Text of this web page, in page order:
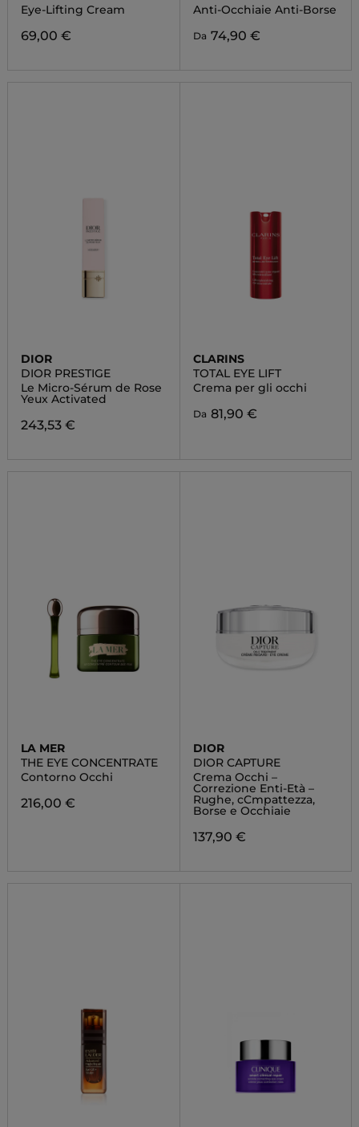
Eye-Lifting Cream
69,00 €
Anti-Occhiaie Anti-Borse
Da 74,90 €
DIOR
DIOR PRESTIGE
Le Micro-Sérum de Rose
Yeux Activated
243,53 €
CLARINS
TOTAL EYE LIFT
Crema per gli occhi
Da 81,90 €
LA MER
THE EYE CONCENTRATE
Contorno Occhi
216,00 €
DIOR
DIOR CAPTURE
Crema Occhi –
Correzione Enti-Età –
Rughe, cCmpattezza,
Borse e Occhiaie
137,90 €